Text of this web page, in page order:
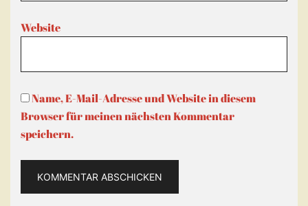
Website
Name, E-Mail-Adresse und Website in diesem
Browser für meinen nächsten Kommentar
speichern.